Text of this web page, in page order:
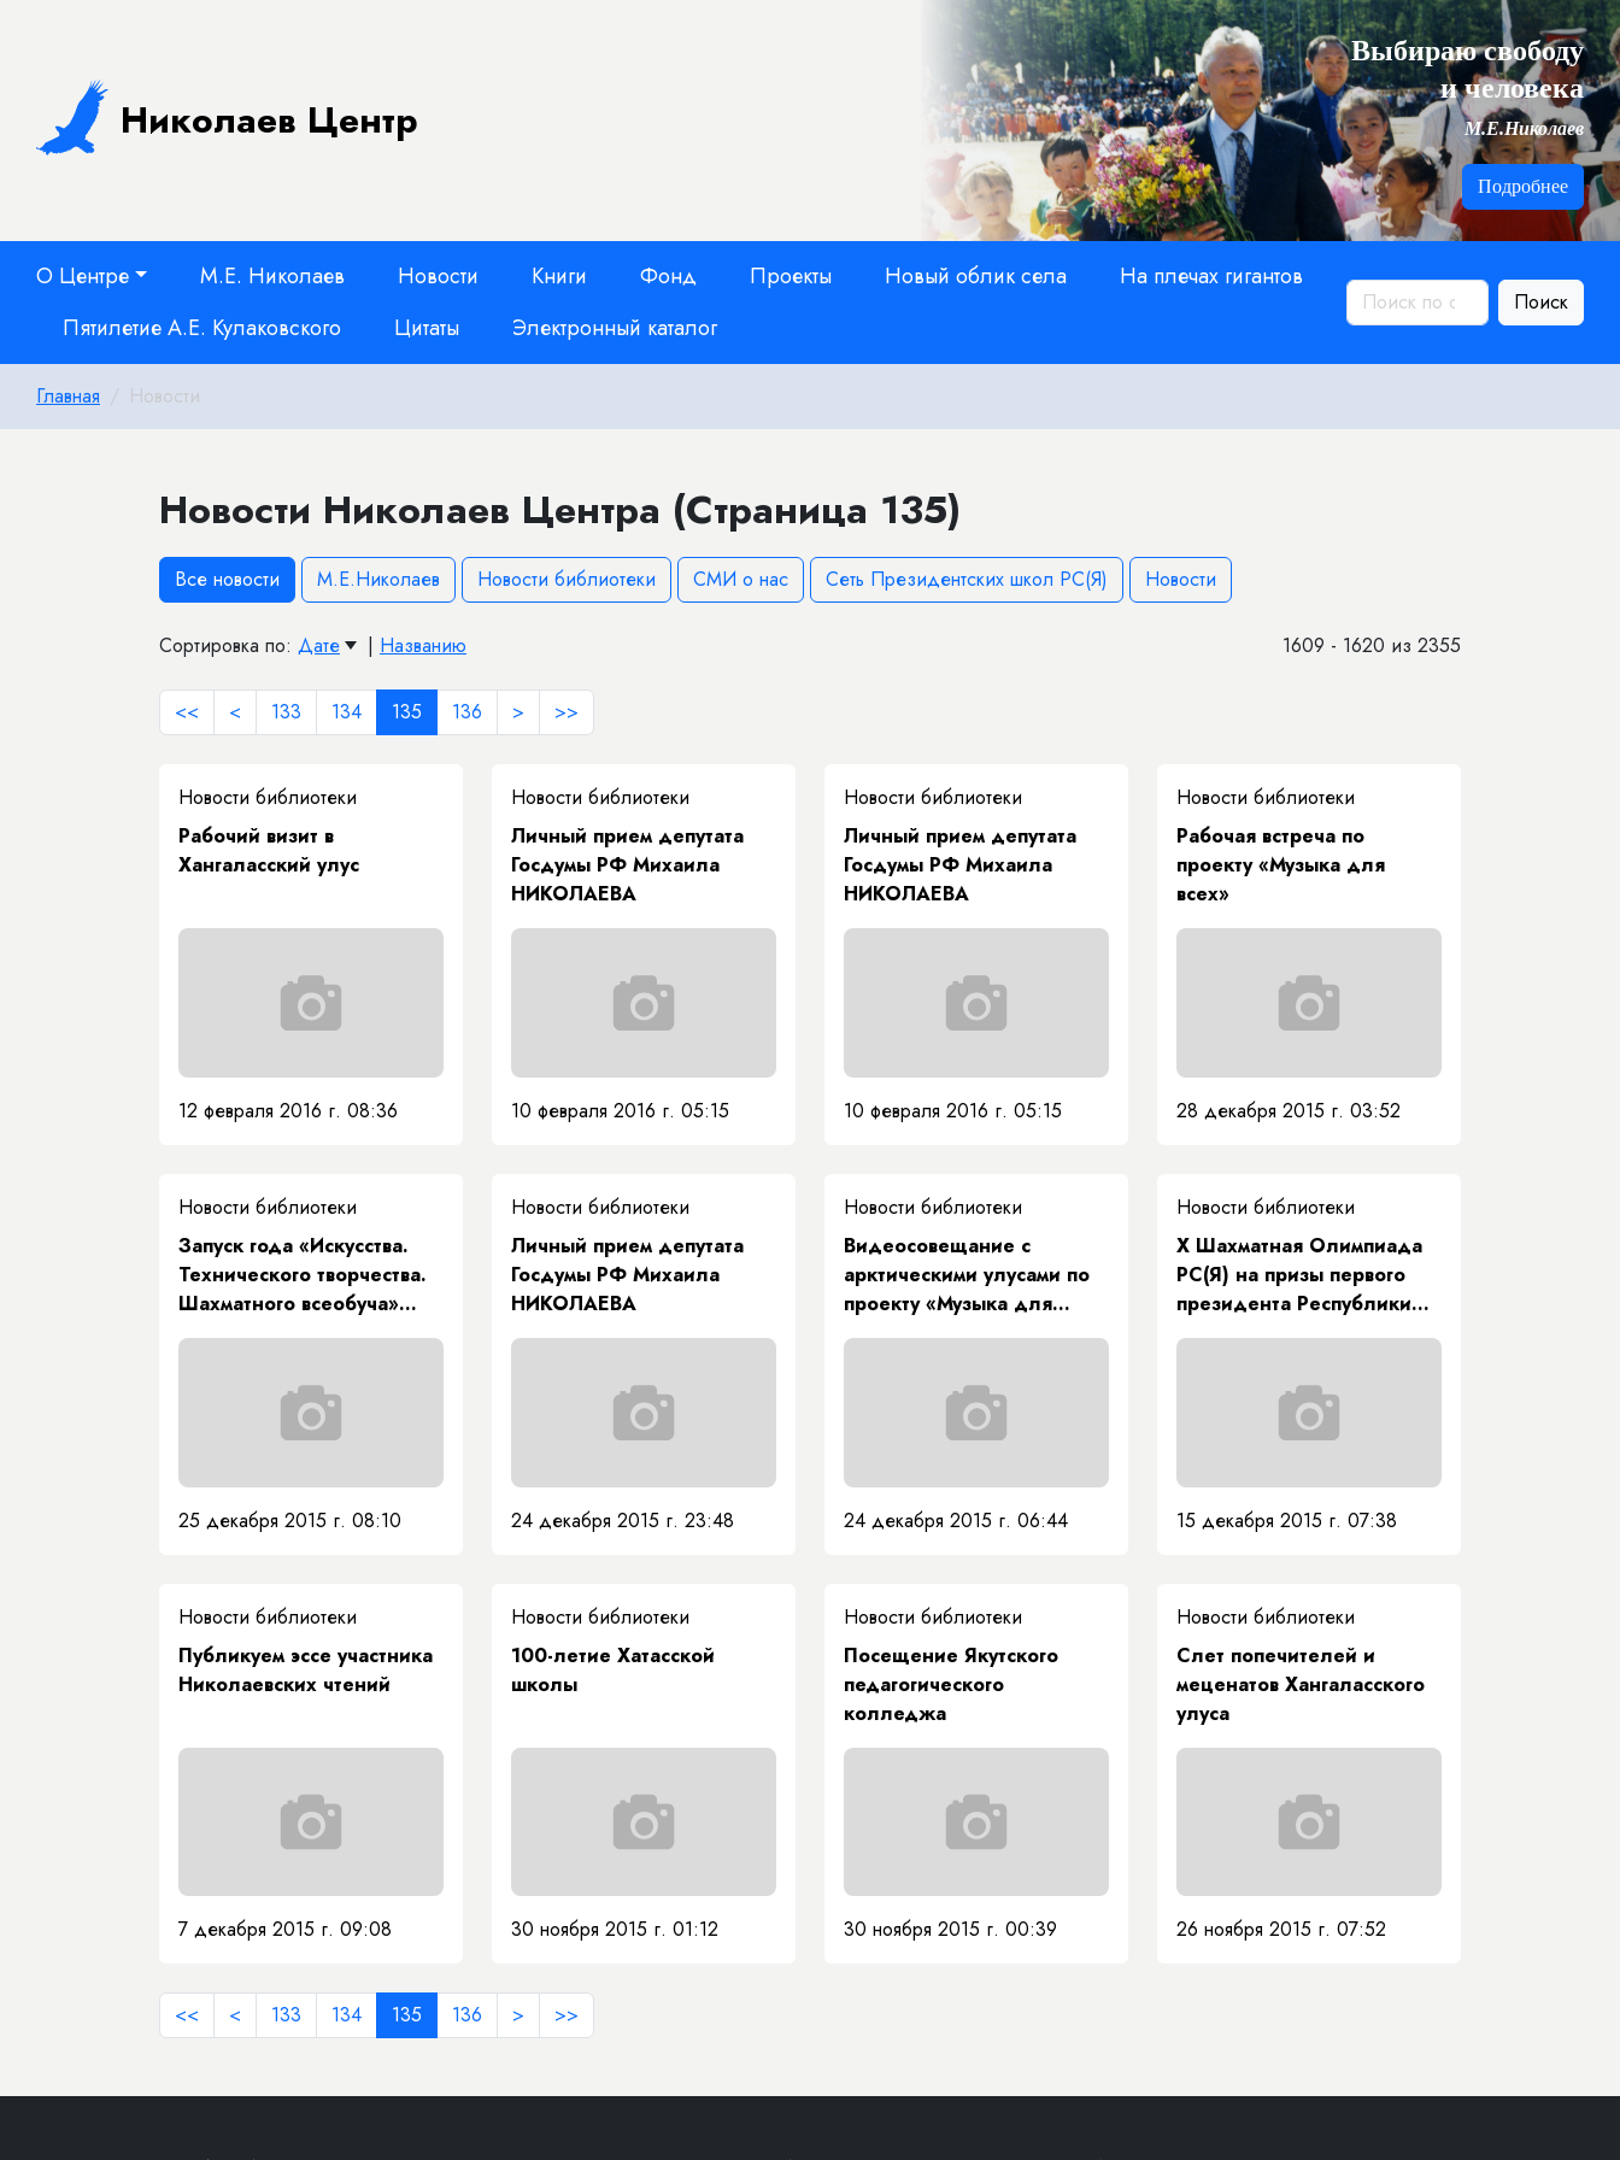
Николаев Центр
Выбираю свободу
и человека
М.Е.Николаев
Подробнее
О Центре М.Е. Николаев Новости Книги Фонд Проекты Новый облик села
На плечах гигантов
Пятилетие А.Е. Кулаковского
Цитаты Электронный каталог
Поиск
Главная Новости
Новости Николаев Центра (Страница 135)
Все новости М.Е.Николаев Новости библиотеки СМИ о нас Сеть Президентских школ РС(Я) Новости
Сортировка по: Дате | Названию 1609 - 1620 из 2355
<< < 133 134 135 136 > >>
Новости библиотеки
Рабочий визит в
Хангаласский улус
12 февраля 2016 г. 08:36
Новости библиотеки
Личный прием депутата
Госдумы РФ Михаила
НИКОЛАЕВА
10 февраля 2016 г. 05:15
Новости библиотеки
Личный прием депутата
Госдумы РФ Михаила
НИКОЛАЕВА
10 февраля 2016 г. 05:15
Новости библиотеки
Рабочая встреча по
проекту «Музыка для
всех»
28 декабря 2015 г. 03:52
Новости библиотеки
Запуск года «Искусства.
Технического творчества.
Шахматного всеобуча»
школьников Хангаласского
25 декабря 2015 г. 08:10
Новости библиотеки
Личный прием депутата
Госдумы РФ Михаила
НИКОЛАЕВА
24 декабря 2015 г. 23:48
Новости библиотеки
Видеосовещание с
арктическими улусами по
проекту «Музыка для
всех»
24 декабря 2015 г. 06:44
Новости библиотеки
X Шахматная Олимпиада
РС(Я) на призы первого
президента Республики
Саха (Якутия) М. Е.
15 декабря 2015 г. 07:38
Новости библиотеки
Публикуем эссе участника
Николаевских чтений
7 декабря 2015 г. 09:08
Новости библиотеки
100-летие Хатасской
школы
30 ноября 2015 г. 01:12
Новости библиотеки
Посещение Якутского
педагогического
колледжа
30 ноября 2015 г. 00:39
Новости библиотеки
Слет попечителей и
меценатов Хангаласского
улуса
26 ноября 2015 г. 07:52
<< < 133 134 135 136 > >>